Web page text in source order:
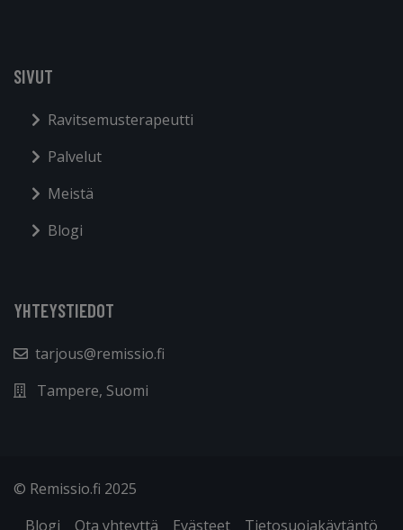
SIVUT
Ravitsemusterapeutti
Palvelut
Meistä
Blogi
YHTEYSTIEDOT
tarjous@remissio.fi
Tampere, Suomi
© Remissio.fi 2025
Blogi
Ota yhteyttä Evästeet Tietosuojakäytäntö